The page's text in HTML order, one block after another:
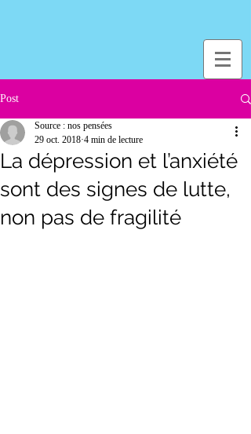
Post
La dépression et l’anxiété
sont des signes de lutte,
non pas de fragilité
Source : nos pensées
29 oct. 2018 4 min de lecture